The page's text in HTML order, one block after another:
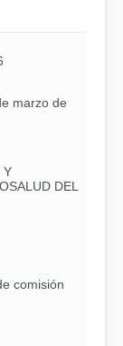
marzo de
Y
DEL
comisión